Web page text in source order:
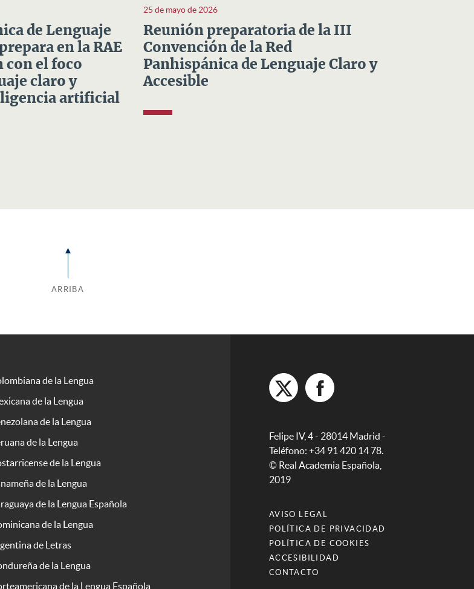
de Lenguaje
en la RAE
con el foco
claro y
artificial
25 de mayo de 2026
Reunión preparatoria de la III
Convención de la Red
Panhispánica de Lenguaje Claro y
Accesible
ARRIBA
de la Lengua
de la Lengua
de la Lengua
de la Lengua
de la Lengua
de la Lengua
de la Lengua Española
de la Lengua
de Letras
de la Lengua
de la Lengua Española
Felipe IV, 4 - 28014 Madrid -
Teléfono: +34 91 420 14 78.
© Real Academia Española,
2019
AVISO LEGAL
POLÍTICA DE PRIVACIDAD
POLÍTICA DE COOKIES
ACCESIBILIDAD
CONTACTO